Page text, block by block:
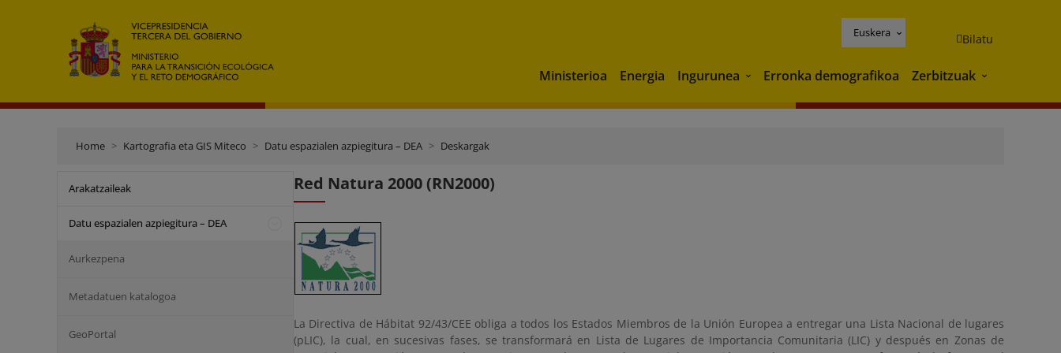
Euskera Bilatu
Ministerioa Energia Ingurunea Ingurunea
Erronka demografikoa Zerbitzuak Zerbitzuak
Home Kartografia eta GIS Miteco Datu espazialen azpiegitura – DEA Deskargak
Arakatzaileak
Datu espazialen azpiegitura – DEA
Aurkezpena
Metadatuen katalogoa
GeoPortal
Red Natura 2000 (RN2000)
La Directiva de Hábitat 92/43/CEE obliga a todos los Estados Miembros de la Unión Europea a entregar una Lista Nacional de lugares
(pLIC), la cual, en sucesivas fases, se transformará en Lista de Lugares de Importancia Comunitaria (LIC) y después en Zonas de